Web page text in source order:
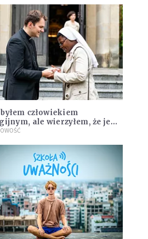
człowiekiem
ale wierzyłem, że jest
w świecie. Zostałem